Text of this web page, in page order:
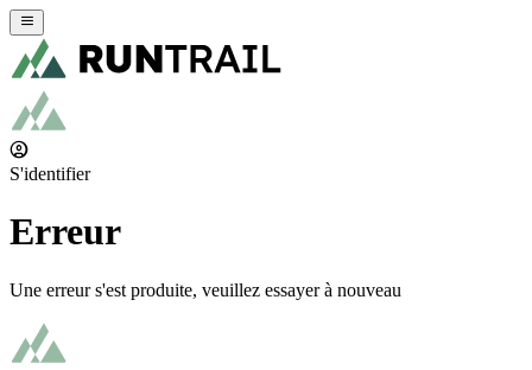
S'identifier
Erreur
Une erreur s'est produite, veuillez essayer à nouveau